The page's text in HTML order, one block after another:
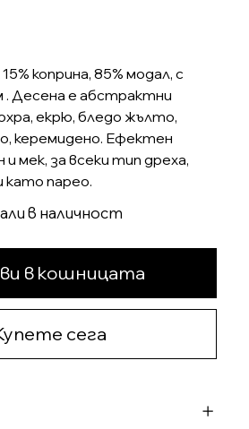
коприна, 85% модал, с
. Десена е абстрактни
екрю, бледо жълто,
керемидено. Ефектен
мек, за всеки тип дреха,
като парео.
в наличност
в кошницата
сега